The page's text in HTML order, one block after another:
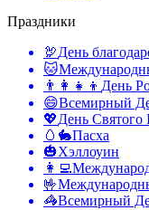
Праздники
🦃День
🐱
👨‍👩‍👧‍👦 День
😄Всемирный
💖День Святого
🥚🐇Пасха
🎃Хэллоуин
👩‍💻
🤟
🦓Всемирный